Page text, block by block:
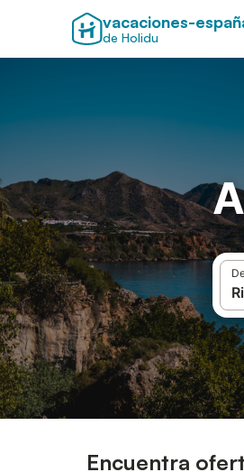
vacaciones-
de Holidu
Encuentra